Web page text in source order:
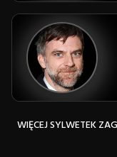
WIĘCEJ SYLWETEK